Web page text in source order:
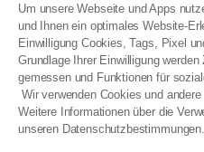
WEG-Verwaltung
Unser Angebot - Hausverwaltung
Um unsere Webseite und Apps
und Ihnen ein optimales Website-
Einwilligung Cookies, Tags, Pixel
Grundlage Ihrer Einwilligung
gemessen und Funktionen für
Wir verwenden Cookies und
Weitere Informationen über die
unseren Datenschutzbestimmungen.